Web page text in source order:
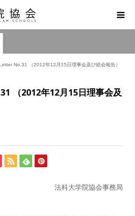
No.31 （2012年12月15日理事会及び総会報告）
（2012年12月15日理事会及
法科大学院協会事務局